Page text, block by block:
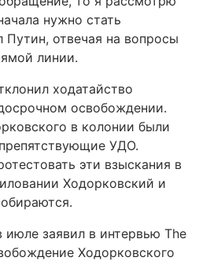
нужно стать
Путин, отвечая на вопросы
линии.
ходатайство
освобождении.
в колонии были
УДО.
эти взыскания в
Ходорковский и
заявил в интервью The
Ходорковского